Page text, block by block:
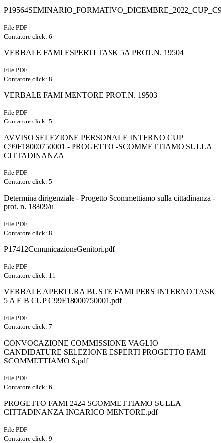
File PDF
Contatore click: 6
VERBALE FAMI ESPERTI TASK 5A PROT.N. 19504
File PDF
Contatore click: 8
VERBALE FAMI MENTORE PROT.N. 19503
File PDF
Contatore click: 5
AVVISO SELEZIONE PERSONALE INTERNO CUP
C99F18000750001 - PROGETTO -SCOMMETTIAMO SULLA
CITTADINANZA
File PDF
Contatore click: 5
Determina dirigenziale - Progetto Scommettiamo sulla cittadinanza -
prot. n. 18809/u
File PDF
Contatore click: 8
P17412ComunicazioneGenitori.pdf
File PDF
Contatore click: 11
VERBALE APERTURA BUSTE FAMI PERS INTERNO TASK
5 A E B CUP C99F18000750001.pdf
File PDF
Contatore click: 7
CONVOCAZIONE COMMISSIONE VAGLIO
CANDIDATURE SELEZIONE ESPERTI PROGETTO FAMI
SCOMMETTIAMO S.pdf
File PDF
Contatore click: 6
PROGETTO FAMI 2424 SCOMMETTIAMO SULLA
CITTADINANZA INCARICO MENTORE.pdf
File PDF
Contatore click: 9